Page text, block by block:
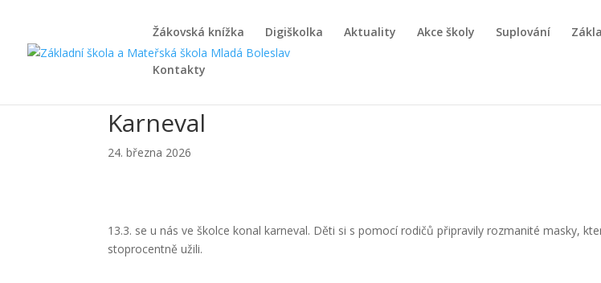
Žákovská knížka Digiškolka Aktuality Akce školy Suplování
Kontakty
Karneval
24. března 2026
13.3. se u nás ve školce konal karneval. Děti si s pomocí rodičů připravily rozmanité masky,
stoprocentně užili.